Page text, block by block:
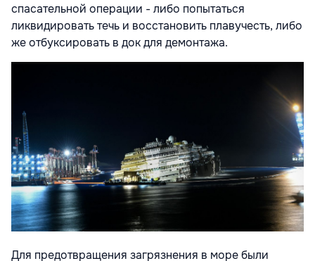
спасательной операции - либо попытаться
ликвидировать течь и восстановить плавучесть, либо
же отбуксировать в док для демонтажа.
Для предотвращения загрязнения в море были